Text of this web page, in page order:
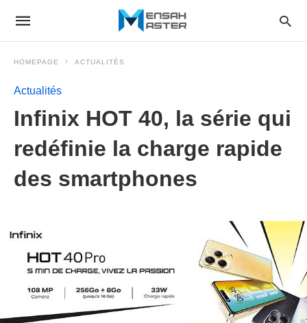
HOMEPAGE ACTUALITÉS
Actualités
Infinix HOT 40, la série qui
redéfinie la charge rapide
des smartphones